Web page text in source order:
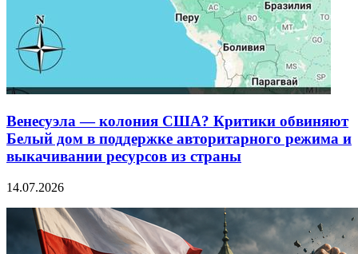
Венесуэла — колония США? Критики обвиняют
Белый дом в поддержке авторитарного режима и
выкачивании ресурсов из страны
14.07.2026